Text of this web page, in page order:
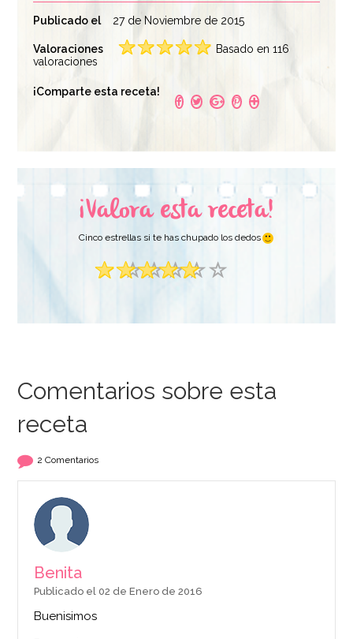
Levadura en Polvo
AÑADIR
Cavidades - Wilton
AÑADIR
Cápsulas para
Cupcakes Spot
of Marie
3,20€
AÑADIR
7,95€
Publicado el 27 de Noviembre de 2015
Valoraciones
Basado en 116
valoraciones
¡Comparte esta receta!
¡Valora esta receta!
Cinco estrellas si te has chupado los dedos
Comentarios sobre esta
receta
2 Comentarios
Benita
Publicado el 02 de Enero de 2016
Buenisimos